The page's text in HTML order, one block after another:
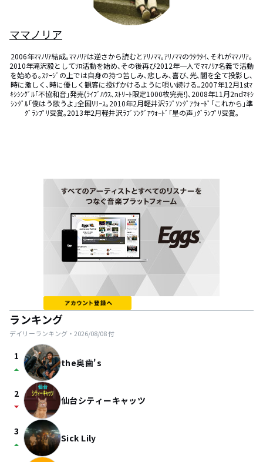
ママノリア
2006年ﾏﾏﾉﾘｱ結成｡ﾏﾏﾉﾘｱは逆さから読むとｱﾘﾉﾏﾏ｡ｱﾘﾉﾏﾏのｳﾀｳﾀｲ､それがﾏﾏﾉﾘｱ｡
2010年滝沢毅としてｿﾛ活動を始め､その後再び2012年一人でﾏﾏﾉﾘｱ名義で活動
を始める｡ｽﾃｰｼﾞの上では自身の持つ苦しみ､悲しみ､喜び､光､闇を全て投影し､
時に激しく､時に優しく観客に投げかけるように唄い続ける｡2007年12月1stﾏ
ｷｼｼﾝｸﾞﾙ｢不協和音｣発売(ﾗｲﾌﾞﾊｳｽ､ｽﾄﾘｰﾄ限定1000枚完売!)､2008年11月2ndﾏｷｼ
ｼﾝｸﾞﾙ｢僕はう歌うよ｣全国ﾘﾘｰｽ｡2010年2月軽井沢ﾗﾌﾞｿﾝｸﾞｱｳｫｰﾄﾞ｢これから｣準
ランキング
デイリーランキング・ 2026/08/08付
1
arrow_drop_up the奥歯's
2
arrow_drop_down 仙台シティーキャッツ
3
arrow_drop_up Sick Lily